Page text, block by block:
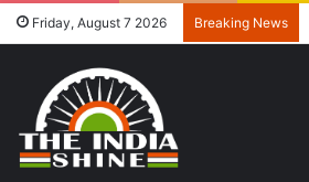
Friday, August 7 2026 Breaking News